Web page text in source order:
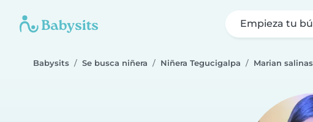
Empieza tu
Babysits Se busca niñera Niñera Tegucigalpa Marian salinas